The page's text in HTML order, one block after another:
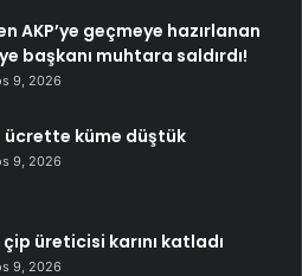
AKP’ye geçmeye hazırlanan
başkanı muhtara saldırdı!
9, 2026
ücrette küme düştük
9, 2026
üreticisi karını katladı
9, 2026